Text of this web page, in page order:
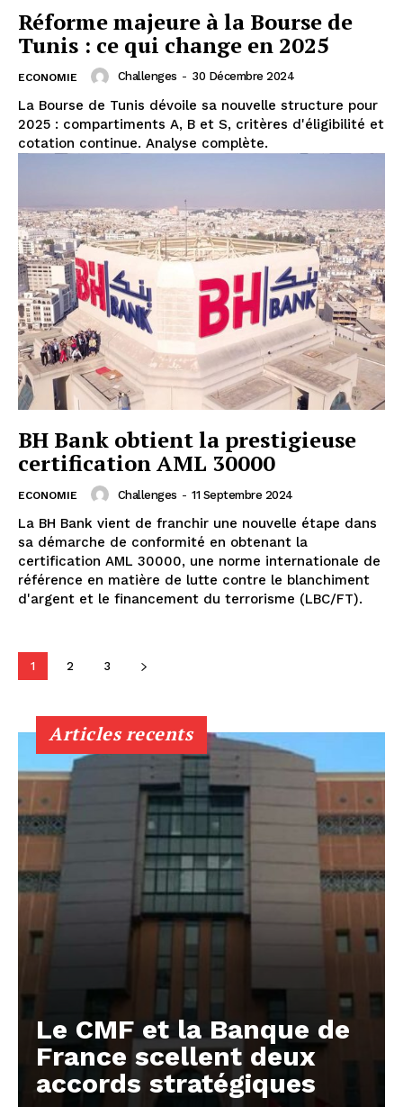
Réforme majeure à la Bourse de
Tunis : ce qui change en 2025
ECONOMIE Challenges - 30 Décembre 2024
La Bourse de Tunis dévoile sa nouvelle structure pour
2025 : compartiments A, B et S, critères d'éligibilité et
cotation continue. Analyse complète.
BH Bank obtient la prestigieuse
certification AML 30000
ECONOMIE Challenges - 11 Septembre 2024
La BH Bank vient de franchir une nouvelle étape dans
sa démarche de conformité en obtenant la
certification AML 30000, une norme internationale de
référence en matière de lutte contre le blanchiment
d'argent et le financement du terrorisme (LBC/FT).
1 2 3
Articles recents
Le CMF et la Banque de
France scellent deux
accords stratégiques